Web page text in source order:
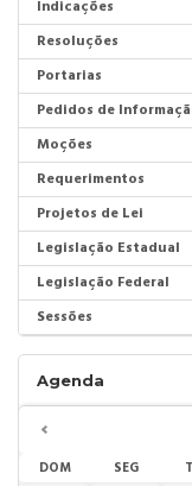
Indicações
Resoluções
Portarias
Pedidos de
Moções
Requerimentos
Projetos de Lei
Legislação Estadual
Legislação Federal
Sessões
Agenda
DOM
SEG